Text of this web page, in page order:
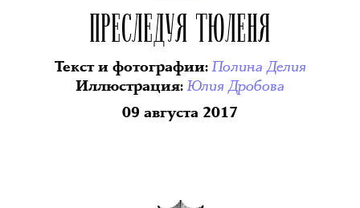
ПРЕСЛЕДУЯ ТЮЛЕНЯ
Текст и фотографии:Полина Делия
Иллюстрация:Юлия Дробова
09 августа 2017